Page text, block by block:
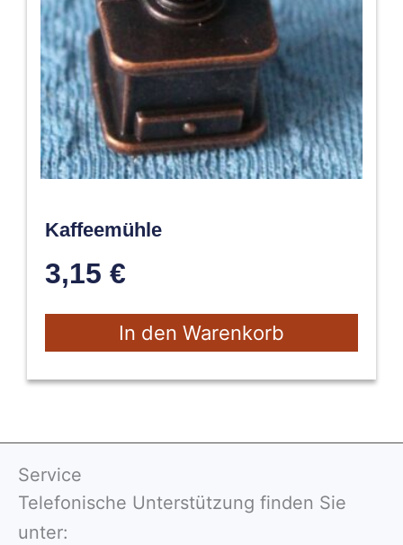
Kaffeemühle
3,15 €
In den Warenkorb
Service
Telefonische Unterstützung finden Sie
unter: